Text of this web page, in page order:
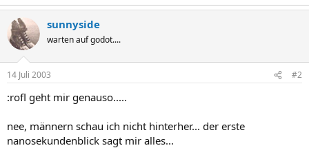
sunnyside
warten auf godot....
14 Juli 2003 #2
:rofl geht mir genauso.....
nee, männern schau ich nicht hinterher... der erste
nanosekundenblick sagt mir alles...